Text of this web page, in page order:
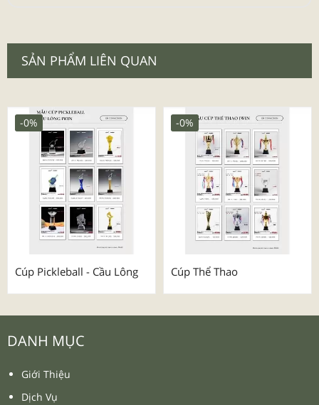
SẢN PHẨM LIÊN QUAN
Cúp Pickleball - Cầu Lông
-0%
Cúp Thể Thao
-0%
DANH MỤC
Giới Thiệu
Dịch Vụ